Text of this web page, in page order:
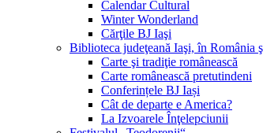
Calendar Cultural
Winter Wonderland
Cărţile BJ Iaşi
Biblioteca judeţeană Iaşi, în România
Carte şi tradiţie românească
Carte românească pretutindeni
Conferințele BJ Iași
Cât de departe e America?
La Izvoarele Înţelepciunii